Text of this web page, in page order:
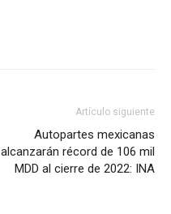
Artículo siguiente
Autopartes mexicanas
alcanzarán récord de 106 mil
MDD al cierre de 2022: INA